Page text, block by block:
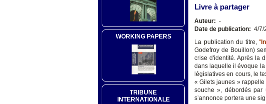
WORKING PAPERS
TRIBUNE
INTERNATIONALE
Livre à partager
Auteur: -
Date de publication: 4/7/
La publication du titre,"
Godefroy de Bouillon)
crise d'identité. Après la
dans laquelle il évoque la
législatives en cours, le
« Gilets jaunes »
souche », débordés
s’annonce portera une